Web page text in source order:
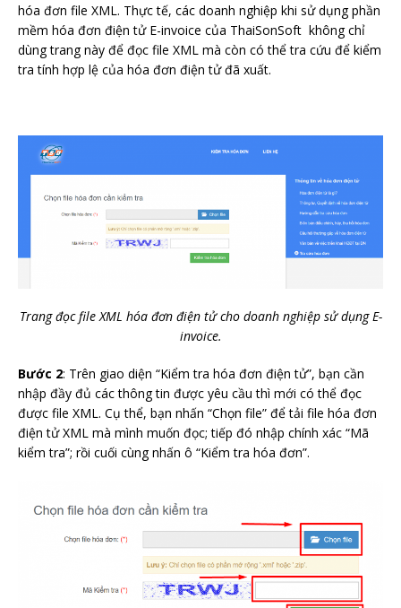
hóa đơn file XML. Thực tế, các doanh nghiệp khi sử dụng phần
mềm hóa đơn điện tử E-invoice của ThaiSonSoft không chỉ
dùng trang này để đọc file XML mà còn có thể tra cứu để kiểm
tra tính hợp lệ của hóa đơn điện tử đã xuất.
Trang đọc fileXML hóa đơn điện tử cho doanh nghiệp sử dụng E-
invoice.
Bước 2: Trên giao diện “Kiểm tra hóa đơn điện tử”, bạn cần
nhập đầy đủ các thông tin được yêu cầu thì mới có thể đọc
được file XML. Cụ thể, bạn nhấn “Chọn file” để tải file hóa đơn
điện tửXML mà mình muốn đọc; tiếp đó nhập chính xác “Mã
kiểm tra”; rồi cuối cùng nhấn ô “Kiểm tra hóa đơn”.